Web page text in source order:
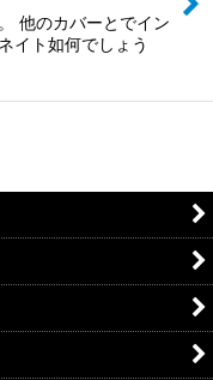
他のカバーとでイン
イト如何でしょう